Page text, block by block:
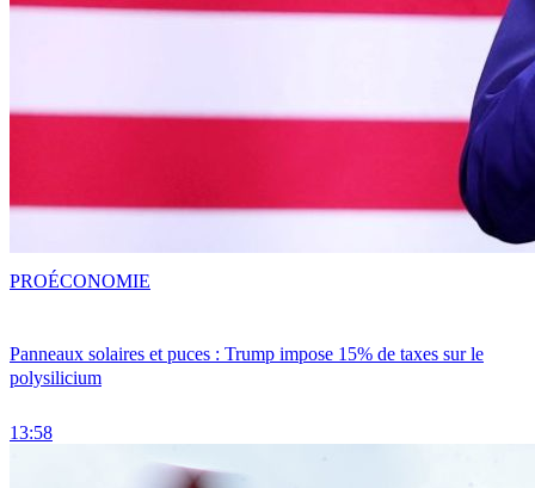
Panneaux solaires et puces : Trump impose 15% de taxes sur le
polysilicium
13:58
PROÉCONOMIE